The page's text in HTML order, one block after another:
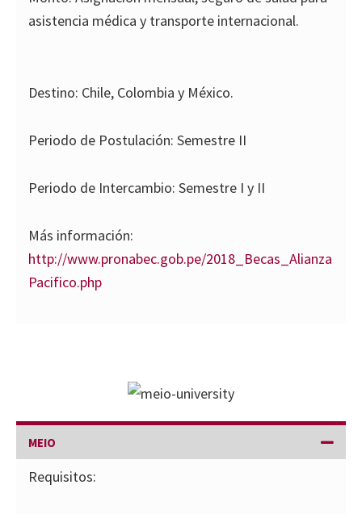
asistencia médica y transporte internacional.
Destino: Chile, Colombia y México.
Periodo de Postulación: Semestre II
Periodo de Intercambio: Semestre I y II
Más información:
http://www.pronabec.gob.pe/2018_Becas_Alianza
Pacifico.php
MEIO
Requisitos: